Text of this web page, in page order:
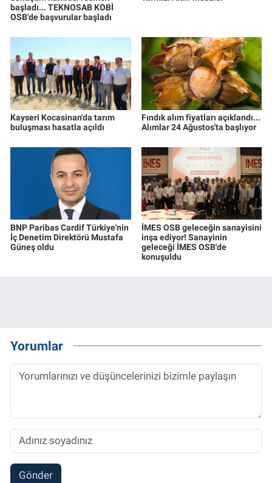
başladı... TEKNOSAB KOBİ
OSB'de başvurular başladı
Kayseri Kocasinan'da tarım
buluşması hasatla açıldı
Fındık alım fiyatları açıklandı...
Alımlar 24 Ağustos'ta başlıyor
BNP Paribas Cardif Türkiye'nin
İç Denetim Direktörü Mustafa
Güneş oldu
İMES OSB geleceğin sanayisini
inşa ediyor! Sanayinin
geleceği İMES OSB'de
konuşuldu
Yorumlar
Gönder